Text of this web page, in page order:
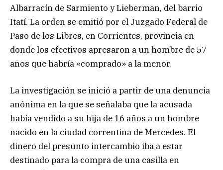
Albarracín de Sarmiento y Lieberman, del barrio
Itatí. La orden se emitió por el Juzgado Federal de
Paso de los Libres, en Corrientes, provincia en
donde los efectivos apresaron a un hombre de 57
años que habría «comprado» a la menor.
La investigación se inició a partir de una denuncia
anónima en la que se señalaba que la acusada
había vendido a su hija de 16 años a un hombre
nacido en la ciudad correntina de Mercedes. El
dinero del presunto intercambio iba a estar
destinado para la compra de una casilla en